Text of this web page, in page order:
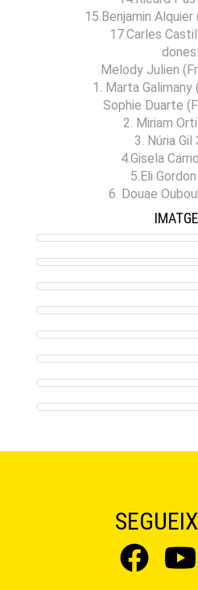
15.Benjamin
17.Carles
dones:
Melody Julien
1. Marta Galimany
Sophie Duarte
2. Miriam
3. Núria Gil
4.Gisela
5.Eli
6. Douae